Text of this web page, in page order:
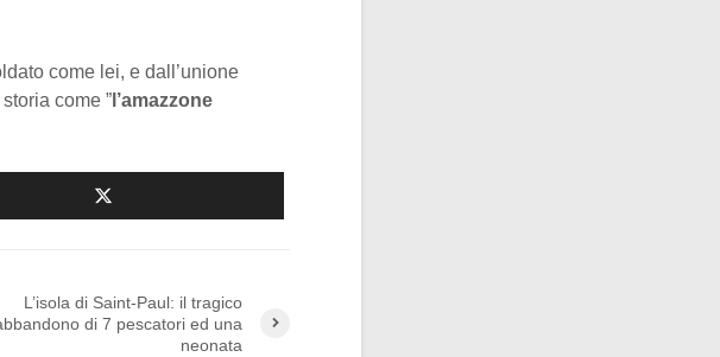
come lei, e dall’unione
come ” l’amazzone
L’isola di Saint-Paul: il tragico
di 7 pescatori ed una
neonata